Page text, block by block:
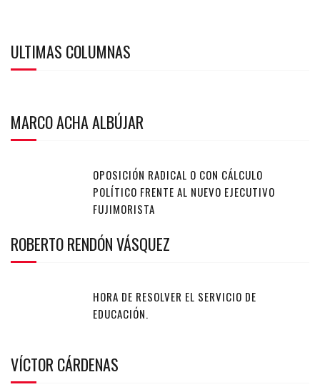
ULTIMAS COLUMNAS
MARCO ACHA ALBÚJAR
OPOSICIÓN RADICAL O CON CÁLCULO
POLÍTICO FRENTE AL NUEVO EJECUTIVO
FUJIMORISTA
ROBERTO RENDÓN VÁSQUEZ
HORA DE RESOLVER EL SERVICIO DE
EDUCACIÓN.
VÍCTOR CÁRDENAS